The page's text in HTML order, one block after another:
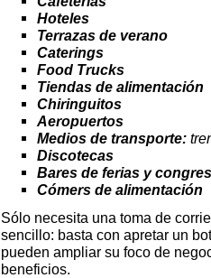
Hoteles
Terrazas de verano
Caterings
Food Trucks
Tiendas de alimentación
Chiringuitos
Aeropuertos
Medios de transporte:
Discotecas
Bares de ferias y
Cómers de alimentación
Sólo necesita una toma de
sencillo: basta con apretar un
pueden ampliar su foco de
beneficios.